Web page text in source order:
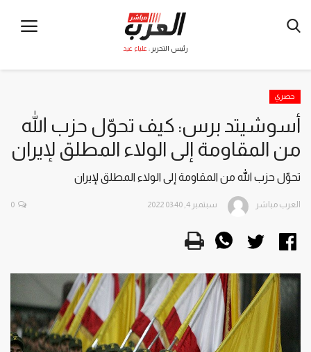
رئيس التحرير : علياء عيد
حصري
أسوشيتد برس: كيف تحوّل حزب الله
من المقاومة إلى الولاء المطلق لإيران
تحوّل حزب الله من المقاومة إلى الولاء المطلق لإيران
العرب مباشر سبتمبر 4, 2022 03:40 0